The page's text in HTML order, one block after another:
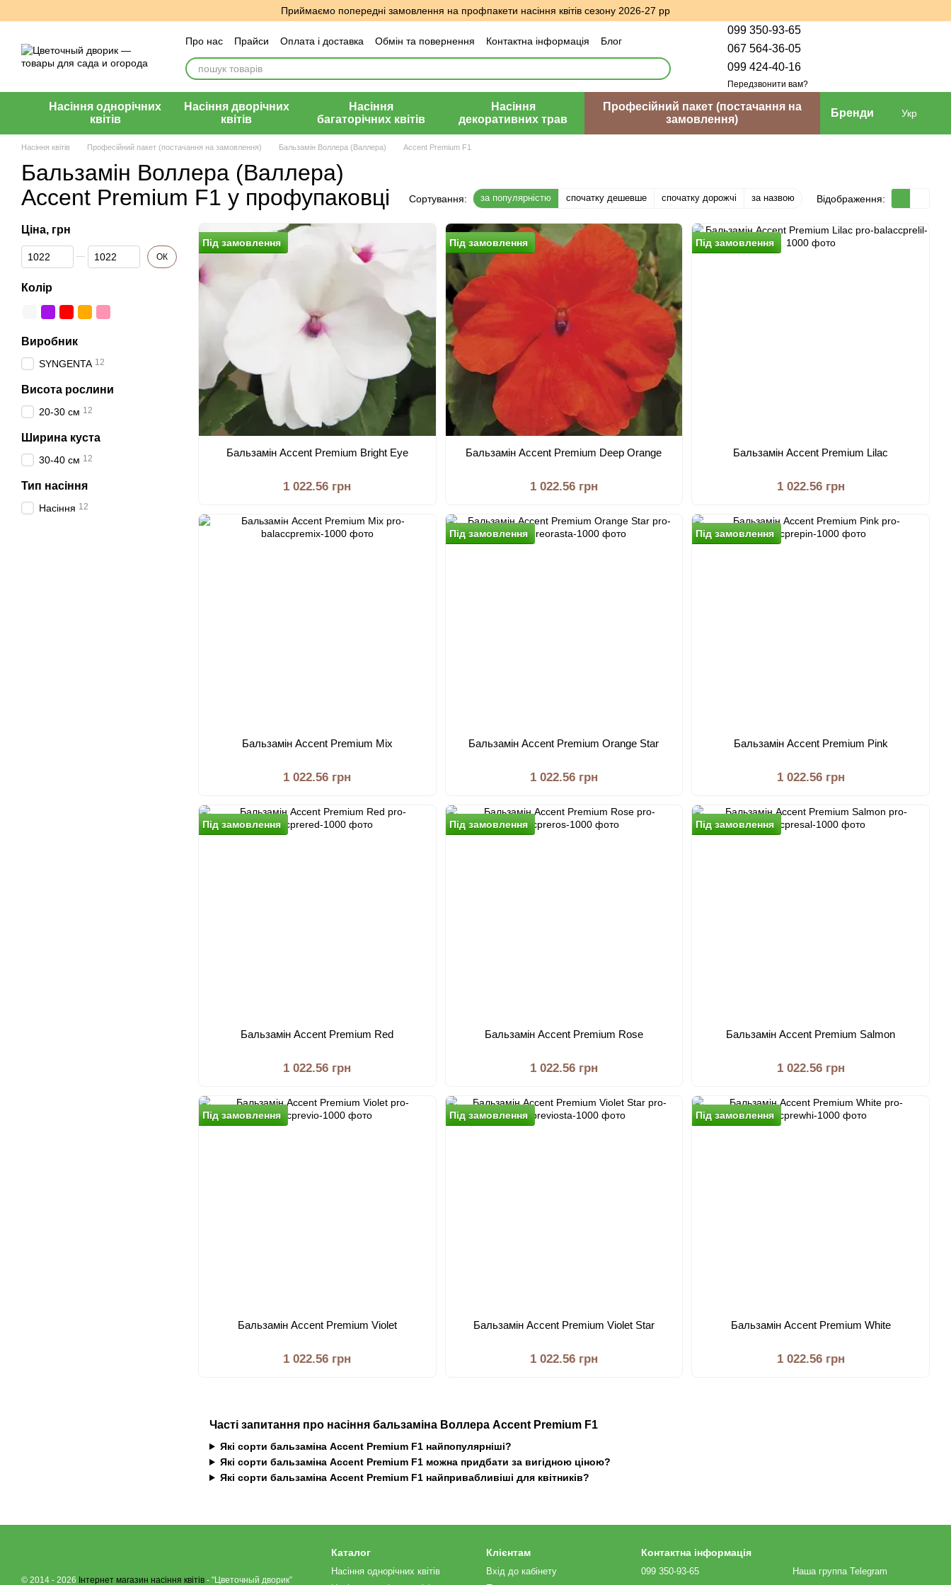
Приймаємо попередні замовлення на профпакети насіння квітів сезону 2026-27 рр
Про нас Прайси Оплата і доставка Обмін та повернення Контактна інформація
Блог
Угода користувача
Відгуки про магазин
099 350-93-65
067 564-36-05
099 424-40-16
Передзвонити вам?
Насіння однорічних
квітів
Насіння дворічних
квітів
Насіння
багаторічних квітів
Насіння
декоративних трав
Професійний пакет (постачання на
замовлення)
Бренди Укр
Насіння квітів Професійний пакет (постачання на замовлення) Бальзамін Воллера (Валлера) Accent Premium F1
Бальзамін Воллера (Валлера)
Accent Premium F1 у профупаковці
Сортування: за популярністю спочатку дешевше спочатку дорожчі за назвою Відображення:
Часті запитання про насіння бальзаміна Воллера Accent Premium F1
Які сорти бальзаміна Accent Premium F1 найпопулярніші?
Які сорти бальзаміна Accent Premium F1 можна придбати за вигідною ціною?
Які сорти бальзаміна Accent Premium F1 найпривабливіші для квітників?
Пiд замовлення
Бальзамiн Accent Premium Bright Eye
1 022.56 грн
Пiд замовлення
Бальзамiн Accent Premium Deep Orange
1 022.56 грн
Пiд замовлення
Бальзамiн Accent Premium Lilac
1 022.56 грн
Бальзамiн Accent Premium Mix
1 022.56 грн
Пiд замовлення
Бальзамiн Accent Premium Orange Star
1 022.56 грн
Пiд замовлення
Бальзамiн Accent Premium Pink
1 022.56 грн
Пiд замовлення
Бальзамiн Accent Premium Red
1 022.56 грн
Пiд замовлення
Бальзамiн Accent Premium Rose
1 022.56 грн
Пiд замовлення
Бальзамiн Accent Premium Salmon
1 022.56 грн
Пiд замовлення
Бальзамiн Accent Premium Violet
1 022.56 грн
Пiд замовлення
Бальзамiн Accent Premium Violet Star
1 022.56 грн
Пiд замовлення
Бальзамiн Accent Premium White
1 022.56 грн
Ціна, грн
Від Ціна, грн
До Ціна, грн ОК
Колір
Виробник
SYNGENTA 12
Висота рослини
20-30 см 12
Ширина куста
30-40 см 12
Тип насiння
Насiння 12
© 2014 - 2026 Інтернет магазин насіння квітів - "Цветочный дворик”
Каталог
Насіння однорічних квітів
Клієнтам
Вхід до кабінету
Контактна інформація
099 350-93-65 Наша группа Telegram